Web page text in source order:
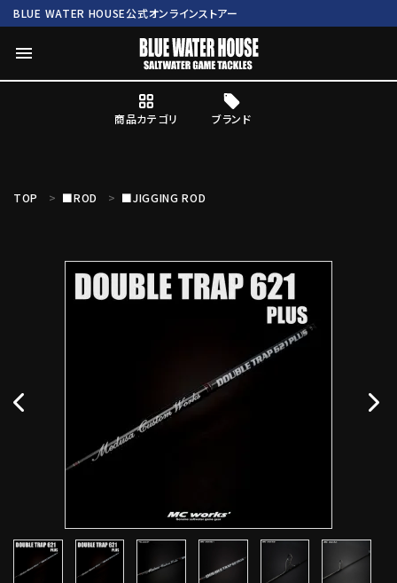
BLUE WATER HOUSE公式オンラインストアー
menu
商品カテゴリ ブランド
TOP ■ROD ■JIGGING ROD